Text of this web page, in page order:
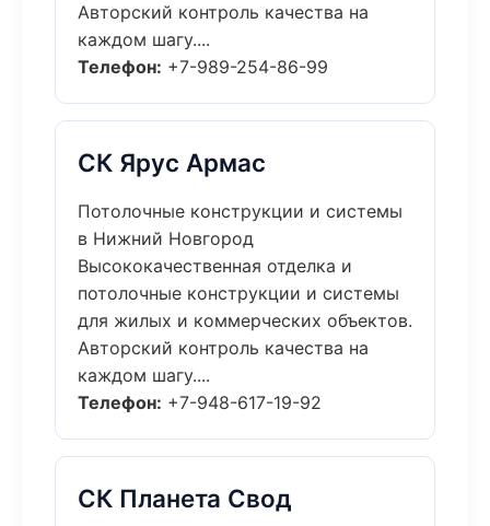
Авторский контроль качества на
каждом шагу....
Телефон: +7-989-254-86-99
СК Ярус Армас
Потолочные конструкции и системы
в Нижний Новгород
Высококачественная отделка и
потолочные конструкции и системы
для жилых и коммерческих объектов.
Авторский контроль качества на
каждом шагу....
Телефон: +7-948-617-19-92
СК Планета Свод